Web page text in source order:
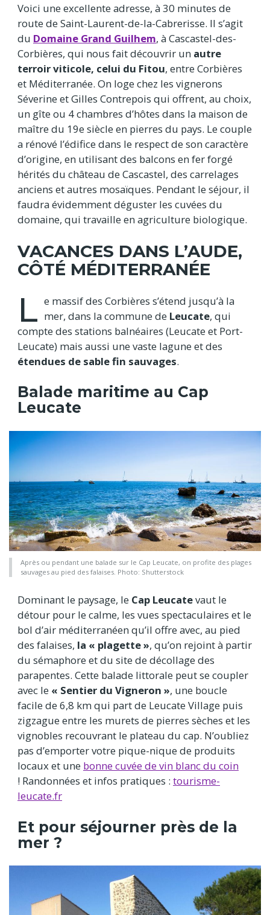
Voici une excellente adresse, à 30 minutes de
route de Saint-Laurent-de-la-Cabrerisse. Il s’agit
du Domaine Grand Guilhem, à Cascastel-des-
Corbières, qui nous fait découvrir un autre
terroir viticole, celui du Fitou, entre Corbières
et Méditerranée. On loge chez les vignerons
Séverine et Gilles Contrepois qui offrent, au choix,
un gîte ou 4 chambres d’hôtes dans la maison de
maître du 19e siècle en pierres du pays. Le couple
a rénové l’édifice dans le respect de son caractère
d’origine, en utilisant des balcons en fer forgé
hérités du château de Cascastel, des carrelages
anciens et autres mosaïques. Pendant le séjour, il
faudra évidemment déguster les cuvées du
domaine, qui travaille en agriculture biologique.
VACANCES DANS L’AUDE,
CÔTÉ MÉDITERRANÉE
L e massif des Corbières s’étend jusqu’à la
mer, dans la commune de Leucate, qui
compte des stations balnéaires (Leucate et Port-
Leucate) mais aussi une vaste lagune et des
étendues de sable fin sauvages.
Balade maritime au Cap
Leucate
Après ou pendant une balade sur le Cap Leucate, on profite des plages
sauvages au pied des falaises. Photo: Shutterstock
Dominant le paysage, le Cap Leucatevaut le
détour pour le calme, les vues spectaculaires et le
bol d’air méditerranéen qu’il offre avec, au pied
des falaises, la « plagette », qu’on rejoint à partir
du sémaphore et du site de décollage des
parapentes. Cette balade littorale peut se coupler
avec le « Sentier du Vigneron », une boucle
facile de 6,8 km qui part de Leucate Village puis
zigzague entre les murets de pierres sèches et les
vignobles recouvrant le plateau du cap. N’oubliez
pas d’emporter votre pique-nique de produits
locaux et une bonne cuvée de vin blanc du coin
! Randonnées et infos pratiques : tourisme-
leucate.fr
Et pour séjourner près de la
mer ?